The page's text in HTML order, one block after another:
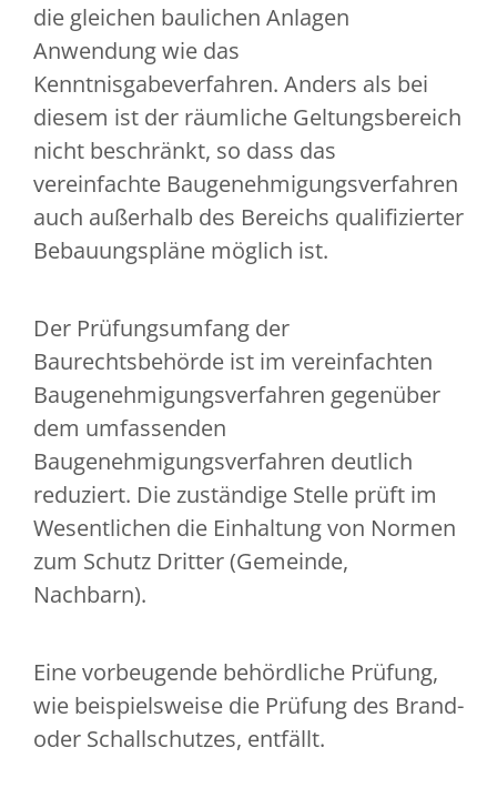
die gleichen baulichen Anlagen
Anwendung wie das
Kenntnisgabeverfahren. Anders als bei
diesem ist der räumliche Geltungsbereich
nicht beschränkt, so dass das
vereinfachte Baugenehmigungsverfahren
auch außerhalb des Bereichs qualifizierter
Bebauungspläne möglich ist.
Der Prüfungsumfang der
Baurechtsbehörde ist im vereinfachten
Baugenehmigungsverfahren gegenüber
dem umfassenden
Baugenehmigungsverfahren deutlich
reduziert. Die zuständige Stelle prüft im
Wesentlichen die Einhaltung von Normen
zum Schutz Dritter (Gemeinde,
Nachbarn).
Eine vorbeugende behördliche Prüfung,
wie beispielsweise die Prüfung des Brand-
oder Schallschutzes, entfällt.